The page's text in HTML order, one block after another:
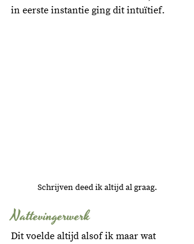
in eerste instantie ging dit intuïtief.
Schrijven deed ik altijd al graag.
Nattevingerwerk
Dit voelde altijd alsof ik maar wat